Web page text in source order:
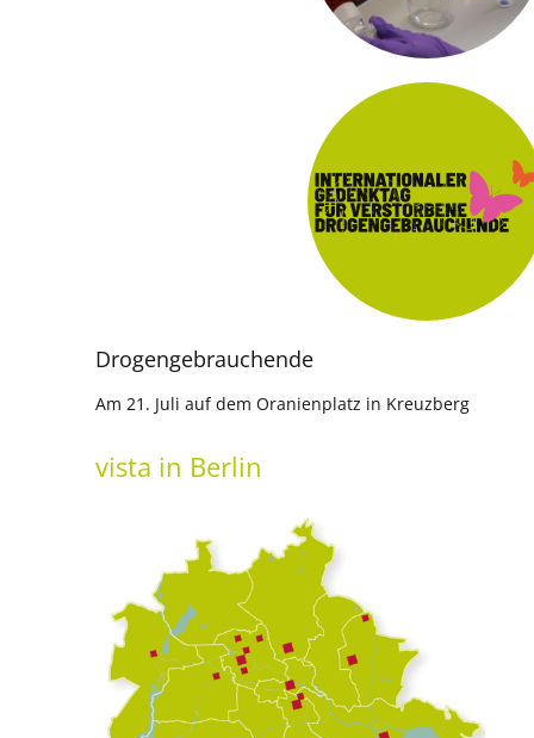
Drogengebrauchende
Am 21. Juli auf dem Oranienplatz in Kreuzberg
vista in Berlin